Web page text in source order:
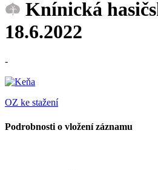
Knínická
18.6.2022
-
OZ ke stažení
Podrobnosti o vložení záznamu